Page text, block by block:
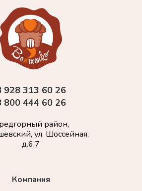
Компания
928 313 60 26
800 444 60 26
район,
ул. Шоссейная,
д.6,7